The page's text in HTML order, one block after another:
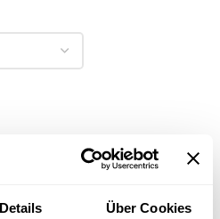
Details Über Cookies
WARENKORB